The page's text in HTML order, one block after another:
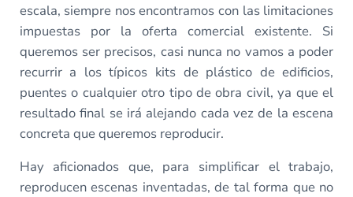
escala, siempre nos encontramos con las limitaciones
impuestas por la oferta comercial existente. Si
queremos ser precisos, casi nunca no vamos a poder
recurrir a los típicos kits de plástico de edificios,
puentes o cualquier otro tipo de obra civil, ya que el
resultado final se irá alejando cada vez de la escena
concreta que queremos reproducir.
Hay aficionados que, para simplificar el trabajo,
reproducen escenas inventadas, de tal forma que no